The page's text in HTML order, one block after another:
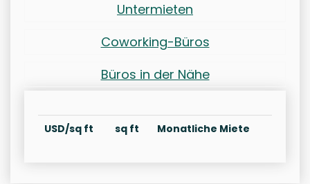
Untermieten
Coworking-Büros
Büros in der Nähe
USD/sq ft sq ft Monatliche Miete